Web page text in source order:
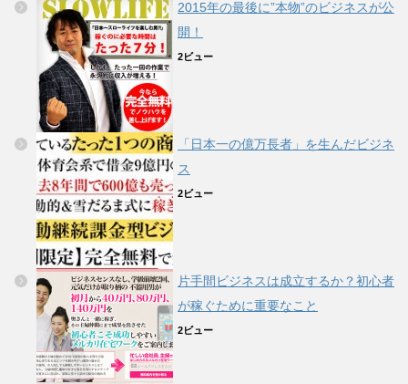
2015年の最後に”本物”のビジネスが公
開！
2ビュー
「日本一の億万長者」を生んだビジネ
ス
2ビュー
片手間ビジネスは成立するか？初心者
が稼ぐために重要なこと
2ビュー